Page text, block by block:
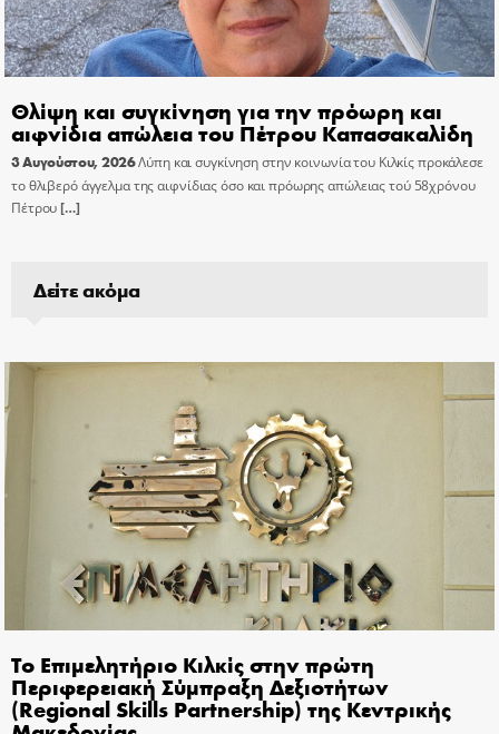
Θλίψη και συγκίνηση για την πρόωρη και
αιφνίδια απώλεια του Πέτρου Καπασακαλίδη
3 Αυγούστου, 2026Λύπη και συγκίνηση στην κοινωνία του Κιλκίς προκάλεσε
το θλιβερό άγγελμα της αιφνίδιας όσο και πρόωρης απώλειας τού 58χρόνου
Πέτρου[…]
Δείτε ακόμα
Το Επιμελητήριο Κιλκίς στην πρώτη
Περιφερειακή Σύμπραξη Δεξιοτήτων
(Regional Skills Partnership) της Κεντρικής